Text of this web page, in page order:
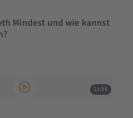
Mindest und wie kannst
21:38